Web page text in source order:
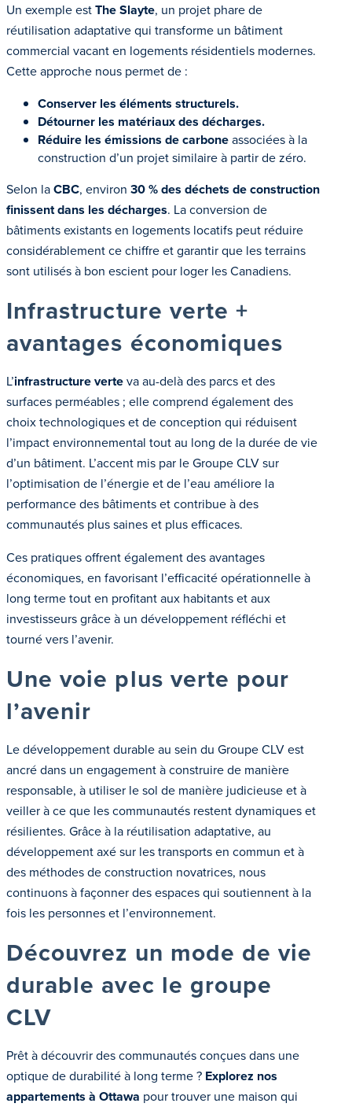
Un exemple estThe Slayte, un projet phare de
réutilisation adaptative qui transforme un bâtiment
commercial vacant en logements résidentiels modernes.
Cette approche nous permet de :
Conserver les éléments structurels.
Détourner les matériaux des décharges.
Réduire les émissions de carboneassociées à la
construction d’un projet similaire à partir de zéro.
Selon laCBC, environ 30 % des déchets de construction
finissent dans les décharges. La conversion de
bâtiments existants en logements locatifs peut réduire
considérablement ce chiffre et garantir que les terrains
sont utilisés à bon escient pour loger les Canadiens.
Infrastructure verte +
avantages économiques
L’infrastructure verteva au-delà des parcs et des
surfaces perméables ; elle comprend également des
choix technologiques et de conception qui réduisent
l’impact environnemental tout au long de la durée de vie
d’un bâtiment. L’accent mis par le Groupe CLV sur
l’optimisation de l’énergie et de l’eau améliore la
performance des bâtiments et contribue à des
communautés plus saines et plus efficaces.
Ces pratiques offrent également des avantages
économiques, en favorisant l’efficacité opérationnelle à
long terme tout en profitant aux habitants et aux
investisseurs grâce à un développement réfléchi et
tourné vers l’avenir.
Une voie plus verte pour
l’avenir
Le développement durable au sein du Groupe CLV est
ancré dans un engagement à construire de manière
responsable, à utiliser le sol de manière judicieuse et à
veiller à ce que les communautés restent dynamiques et
résilientes. Grâce à la réutilisation adaptative, au
développement axé sur les transports en commun et à
des méthodes de construction novatrices, nous
continuons à façonner des espaces qui soutiennent à la
fois les personnes et l’environnement.
Découvrez un mode de vie
durable avec le groupe
CLV
Prêt à découvrir des communautés conçues dans une
optique de durabilité à long terme ? Explorez nos
appartements à Ottawa pour trouver une maison qui